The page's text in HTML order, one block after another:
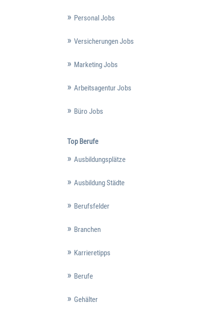
Personal Jobs
Versicherungen Jobs
Marketing Jobs
Arbeitsagentur Jobs
Büro Jobs
Top Berufe
Ausbildungsplätze
Ausbildung Städte
Berufsfelder
Branchen
Karrieretipps
Berufe
Gehälter